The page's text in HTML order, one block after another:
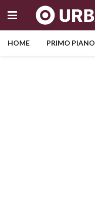
HOME PRIMO PIANO